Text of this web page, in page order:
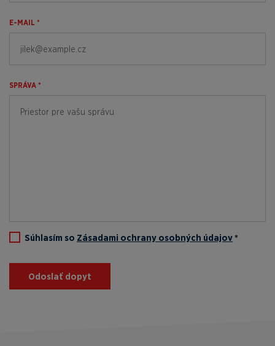
E-MAIL *
SPRÁVA *
Súhlasím so Zásadami ochrany osobných údajov *
Odoslať dopyt